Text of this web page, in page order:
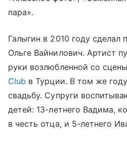
пара».
Галыгин в 2010 году сделал
Ольге Вайнилович. Артист
руки возлюбленной со
Club в Турции. В том же
свадьбу. Супруги
детей: 13-летнего Вадима,
в честь отца, и 5-летнего